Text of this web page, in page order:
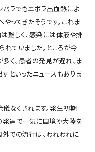
ラでもエボラ出血熱によ
ってきたそうです。これま
難しく、感染には体液や排
ていました。ところが今
く、患者の発見が遅れ、ま
といったニュースもありま
なくされます。発生初期
発達で一気に国境や大陸を
での流行は、われわれに